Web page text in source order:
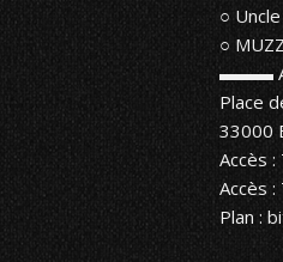
○
○
▬▬▬
Place
33000
Accès
Accès
Plan :